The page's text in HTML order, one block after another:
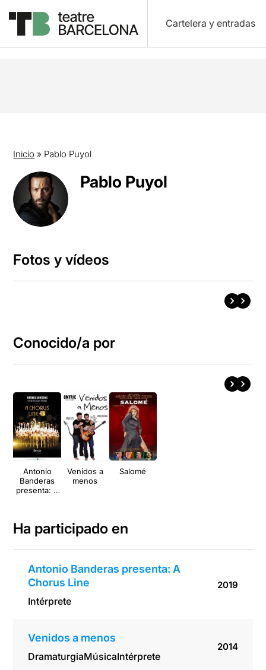
Cartelera y entradas
Inicio » Pablo Puyol
Pablo Puyol
Fotos y vídeos
Conocido/a por
Antonio
Banderas
presenta: A
Venidos a
menos
Salomé
Ha participado en
Antonio Banderas presenta: A
Chorus Line
Intérprete
2019
Venidos a menos
DramaturgiaMúsicaIntérprete
2014